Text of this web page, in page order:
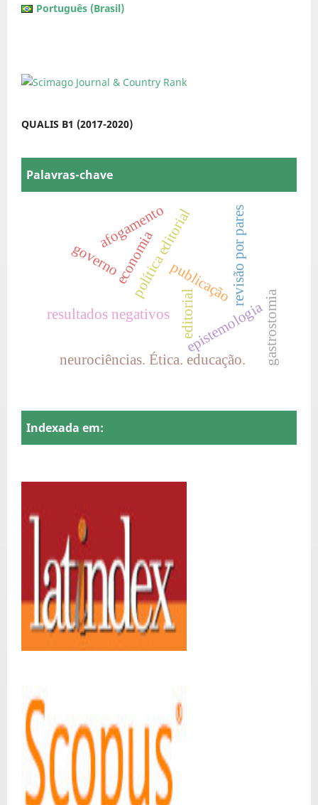
Português (Brasil)
QUALIS B1 (2017-2020)
Palavras-chave
editorial
publicação
economia
governo
epistemologia
revisão por pares
resultados negativos
política editorial
neurociências. Ética. educação. gastrostomia
afogamento
Indexada em: